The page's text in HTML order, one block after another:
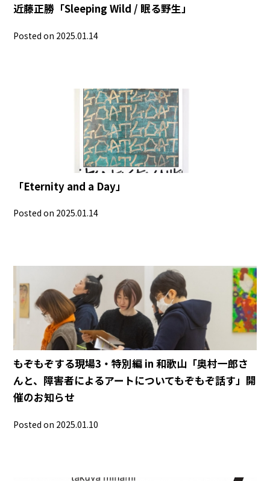
近藤正勝「Sleeping Wild / 眠る野生」
Posted on 2025.01.14
「Eternity and a Day」
Posted on 2025.01.14
もぞもぞする現場3・特別編 in 和歌山「奥村一郎さ
んと、障害者によるアートについてもぞもぞ話す」開
催のお知らせ
Posted on 2025.01.10